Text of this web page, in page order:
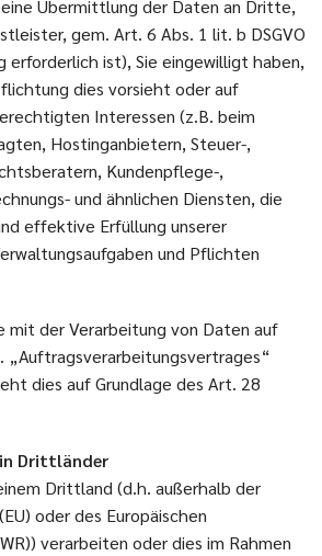
eine Übermittlung der Daten an Dritte,
gem. Art. 6 Abs. 1 lit. b DSGVO
erforderlich ist), Sie eingewilligt haben,
dies vorsieht oder auf
Interessen (z.B. beim
Hostinganbietern, Steuer-,
Kundenpflege-,
und ähnlichen Diensten, die
effektive Erfüllung unserer
und Pflichten
mit der Verarbeitung von Daten auf
„Auftragsverarbeitungsvertrages“
dies auf Grundlage des Art. 28
Drittländer
Drittland (d.h. außerhalb der
oder des Europäischen
verarbeiten oder dies im Rahmen